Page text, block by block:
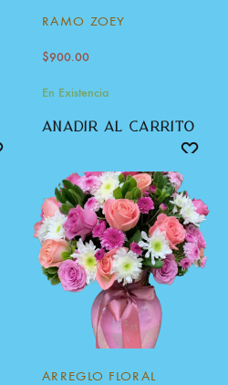
RAMO ZOEY
$900.00
En Existencia
añadir al carrito
ARREGLO FLORAL